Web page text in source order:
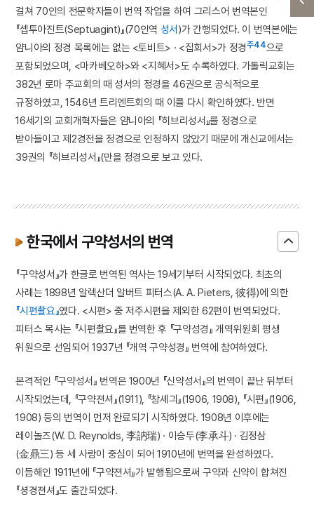
걸쳐 70인의 전문학자들이 번역 작업을 하여 그리스어 번역본인
『셉투아진트(Septuagint)』(70인역 성서)가 간행되었다. 이 번역본에는
얌니아의 정경 목록에는 없는 <토비트> · <집회서>가 정경주44으로
포함되었으며, <마카베오하>와 <지혜서>도 수록하였다. 가톨릭교회는
382년 로마 주교회의 때 성서의 정경을 46권으로 공식적으로
규정하였고, 1546년 트리엔트회의 때 이를 다시 확인하였다. 반면
16세기의 교회개혁자들은 얌니아의 『히브리성서』를 정경으로
받아들이고 제2경전을 정경으로 인정하지 않았기 때문에 개신교에서는
39권의 『히브리성서』(만을 정경으로 보고 있다.
한국에서 구약성서의 번역
『구약성서』가 한글로 번역된 역사는 19세기부터 시작되었다. 최초의
사례는 1898년 알렉산더 알버트 피터스(A. A. Pieters, 彼得)에 의한
『시편촬요』였다. <시편> 중 저주시편을 제외한 62편이 번역되었다.
피터스 목사는 『시편촬요』를 번역한 후 『구약성경』 개역위원회 평생
위원으로 선임되어 1937년 『개역 구약성경』 번역에 참여하였다.
본격적인 『구약성서』 번역은 1900년 『신약성서』의 번역이 끝난 뒤부터
시작되었는데, 『구약젼셔』(1911), 『창셰긔』(1906, 1908), 『시편』(1906,
1908) 등의 번역이 먼저 완료되기 시작하였다. 1908년 이후에는
레이놀즈(W. D. Reynolds, 李訥瑞) · 이승두(李承斗) · 김정삼
(金鼎三) 등 세 사람이 중심이 되어 1910년에 번역을 완성하였다.
이듬해인 1911년에 『구약젼셔』가 발행됨으로써 구약과 신약이 합쳐진
『셩경젼셔』도 출간되었다.